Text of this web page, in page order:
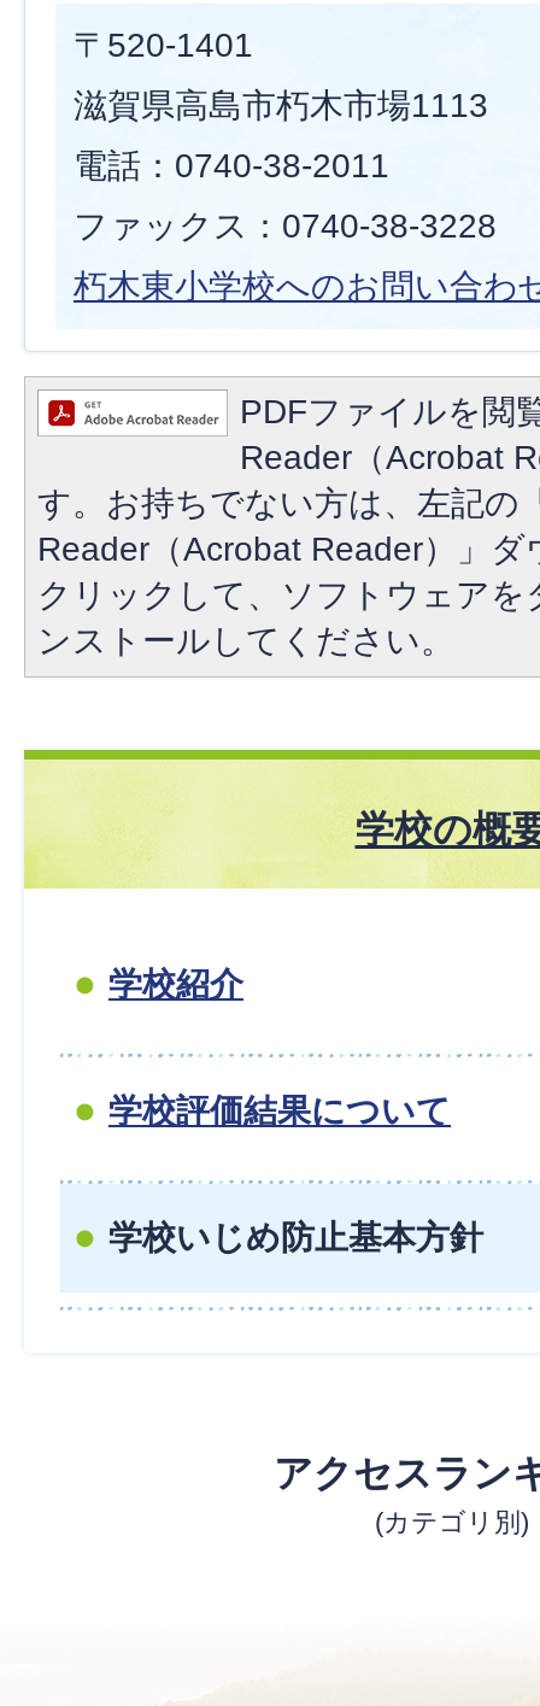
〒520-1401
滋賀県高島市朽木市場1113
電話：0740-38-2011
ファックス：0740-38-3228
朽木東小学校へのお問い合わ
PDFファイルを閲
Reader（Acrobat
す。お持ちでない方は、左記の
Reader（Acrobat Reader）」
クリックして、ソフトウェア
ンストールしてください。
学校の概
学校紹介
学校評価結果について
学校いじめ防止基本方針
アクセスラン
(カテゴリ別)